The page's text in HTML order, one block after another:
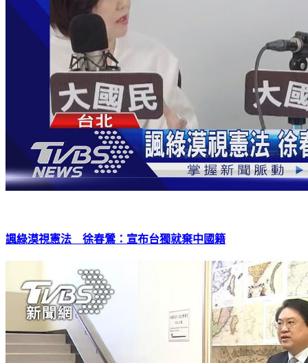
諷綠漠視憲法 徐春鶯：宣布台獨就棄中國籍